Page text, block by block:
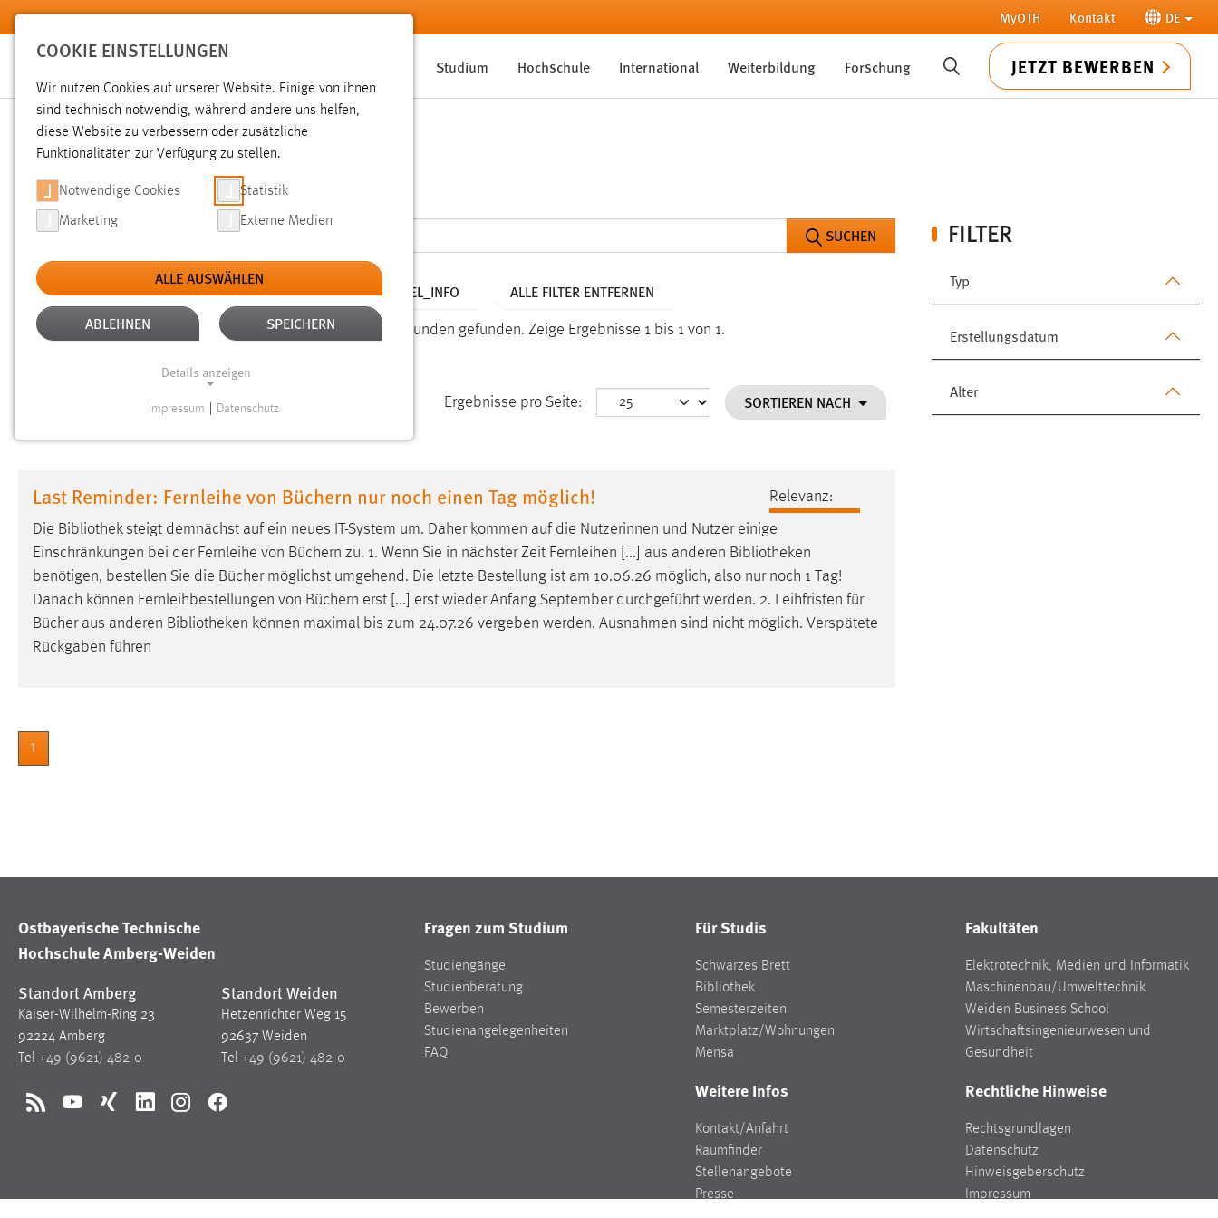
Zum Hauptinhalt springen MyOTH Kontakt DE
Studium Hochschule International Weiterbildung Forschung SUCHE JETZT BEWERBEN
SUCHE
FILTER
Typ
Erstellungsdatum
Alter
SUCHEN
Aktive Filter: TYP: TX_OTHAWORGANIZATION_DOMAIN_MODEL_INFO ALLE FILTER ENTFERNEN
Gesucht nach "bibliothek". Es wurde 1 Ergebnis in 24 Millisekunden gefunden. Zeige Ergebnisse 1 bis 1 von 1.
Ergebnisse pro Seite: SORTIEREN NACH
Last Reminder: Fernleihe von Büchern nur noch einen Tag möglich!
Relevanz:
Die Bibliotheksteigt demnächst auf ein neues IT-System um. Daher kommen auf die Nutzerinnen und Nutzer einige
Einschränkungen bei der Fernleihe von Büchern zu. 1. Wenn Sie in nächster Zeit Fernleihen [...] aus anderen Bibliotheken
benötigen, bestellen Sie die Bücher möglichst umgehend. Die letzte Bestellung ist am 10.06.26 möglich, also nur noch 1 Tag!
Danach können Fernleihbestellungen von Büchern erst [...] erst wieder Anfang September durchgeführt werden. 2. Leihfristen für
Bücher aus anderen Bibliotheken können maximal bis zum 24.07.26 vergeben werden. Ausnahmen sind nicht möglich. Verspätete
Rückgaben führen
1
Ostbayerische Technische
Hochschule Amberg-Weiden
Standort Amberg
Kaiser-Wilhelm-Ring 23
92224 Amberg
Tel +49 (9621) 482-0
Standort Weiden
Hetzenrichter Weg 15
92637 Weiden
Tel +49 (9621) 482-0
RSS YouTubeXing LinkedInInstagramFacebook
Fragen zum Studium
Studiengänge
Studienberatung
Bewerben
Studienangelegenheiten
FAQ
Für Studis
Schwarzes Brett
Bibliothek
Semesterzeiten
Marktplatz/Wohnungen
Mensa
Fakultäten
Elektrotechnik, Medien und Informatik
Maschinenbau/Umwelttechnik
Weiden Business School
Wirtschaftsingenieurwesen und
Gesundheit
Weitere Infos
Kontakt/Anfahrt
Raumfinder
Stellenangebote
Presse
Rechtliche Hinweise
Rechtsgrundlagen
Datenschutz
Hinweisgeberschutz
Impressum
COOKIE EINSTELLUNGEN
Wir nutzen Cookies auf unserer Website. Einige von ihnen
sind technisch notwendig, während andere uns helfen,
diese Website zu verbessern oder zusätzliche
Funktionalitäten zur Verfügung zu stellen.
Notwendige Cookies Statistik
Marketing Externe Medien
ALLE AUSWÄHLEN
ABLEHNEN SPEICHERN
Details anzeigen
Website erforderlich.
Einverständnis
Name: cookie_consent
Dieser Cookie speichert die
ausgewählten Einverständnis-Optionen
Name: site-language-preference
Sprache der Website.
Cookie Laufzeit:
Name:
MibewSessionID, MIBEW_UserID,
Impressum Datenschutz